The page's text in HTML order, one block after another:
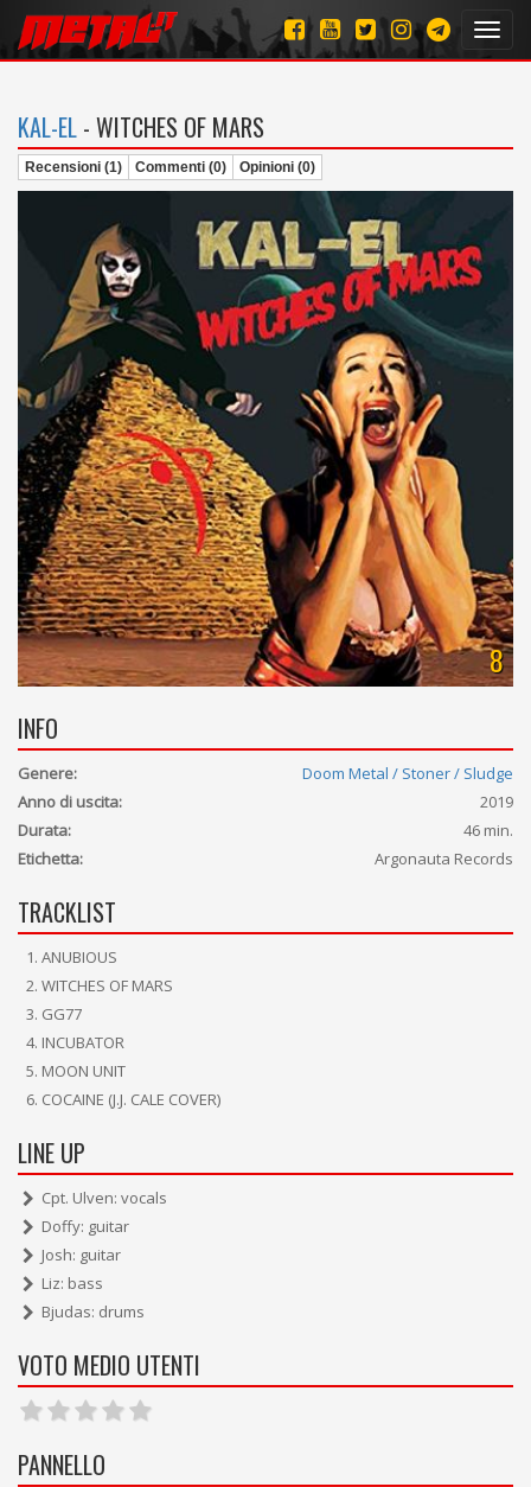
KAL-EL - WITCHES OF MARS
Recensioni (1) Commenti (0) Opinioni (0)
8
INFO
Genere:
Doom Metal / Stoner / Sludge
Anno di uscita:
2019
Durata:
46 min.
Etichetta:
Argonauta Records
TRACKLIST
ANUBIOUS
WITCHES OF MARS
GG77
INCUBATOR
MOON UNIT
COCAINE (J.J. CALE COVER)
LINE UP
Cpt. Ulven: vocals
Doffy: guitar
Josh: guitar
Liz: bass
Bjudas: drums
VOTO MEDIO UTENTI
PANNELLO